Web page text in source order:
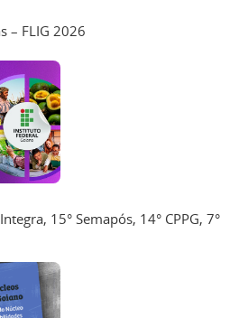
– FLIG 2026
15° Semapós, 14° CPPG, 7°